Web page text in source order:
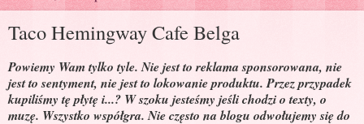
Taco Hemingway Cafe Belga
Powiemy Wam tylko tyle. Nie jest to reklama sponsorowana, nie
jest to sentyment, nie jest to lokowanie produktu. Przez przypadek
kupiliśmy tę płytę i...? W szoku jesteśmy jeśli chodzi o texty, o
muzę. Wszystko współgra. Nie często na blogu odwołujemy się do